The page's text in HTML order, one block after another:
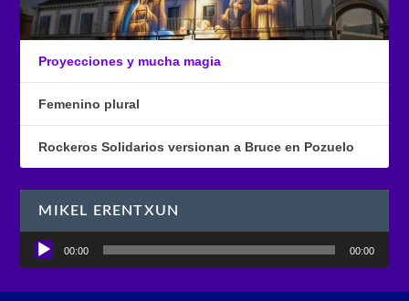
Proyecciones y mucha magia
Femenino plural
Rockeros Solidarios versionan a Bruce en Pozuelo
MIKEL ERENTXUN
Reproductor
00:00 00:00